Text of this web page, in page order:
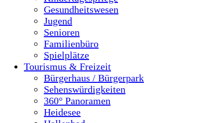
Gesundheitswesen
Jugend
Senioren
Familienbüro
Spielplätze
Tourismus & Freizeit
Bürgerhaus / Bürgerpark
Sehenswürdigkeiten
360° Panoramen
Heidesee